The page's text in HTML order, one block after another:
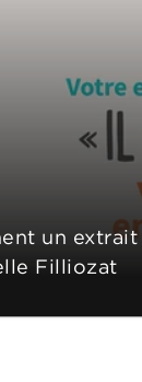
un
Filliozat